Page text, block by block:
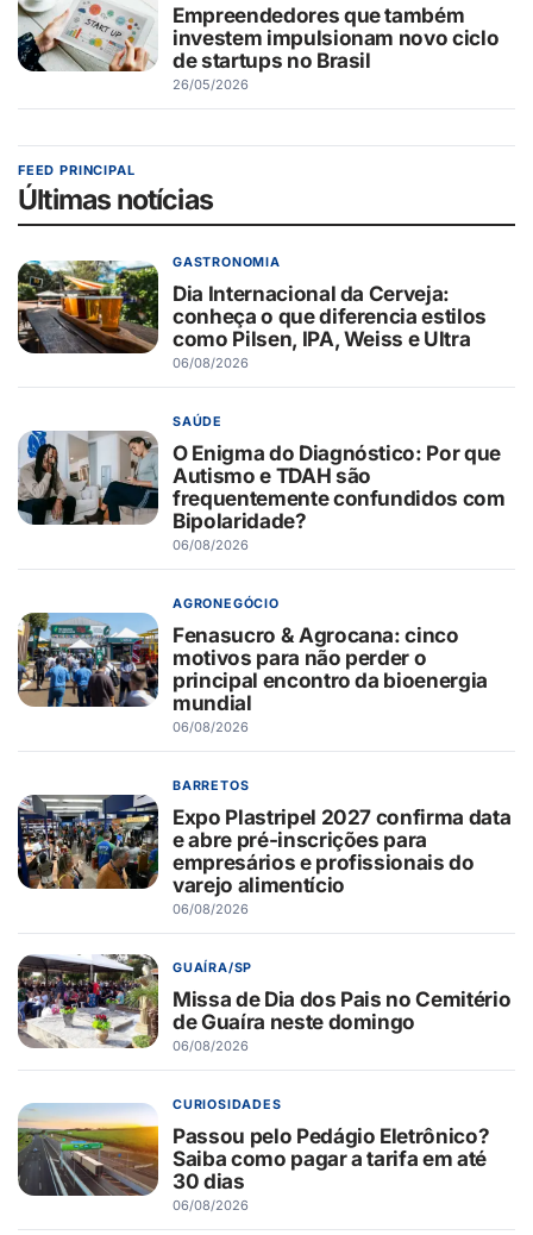
Empreendedores que também
investem impulsionam novo ciclo
de startups no Brasil
26/05/2026
FEED PRINCIPAL
Últimas notícias
GASTRONOMIA
Dia Internacional da Cerveja:
conheça o que diferencia estilos
como Pilsen, IPA, Weiss e Ultra
06/08/2026
SAÚDE
O Enigma do Diagnóstico: Por que
Autismo e TDAH são
frequentemente confundidos com
Bipolaridade?
06/08/2026
AGRONEGÓCIO
Fenasucro & Agrocana: cinco
motivos para não perder o
principal encontro da bioenergia
mundial
06/08/2026
BARRETOS
Expo Plastripel 2027 confirma data
e abre pré-inscrições para
empresários e profissionais do
varejo alimentício
06/08/2026
GUAÍRA/SP
Missa de Dia dos Pais no Cemitério
de Guaíra neste domingo
06/08/2026
CURIOSIDADES
Passou pelo Pedágio Eletrônico?
Saiba como pagar a tarifa em até
30 dias
06/08/2026